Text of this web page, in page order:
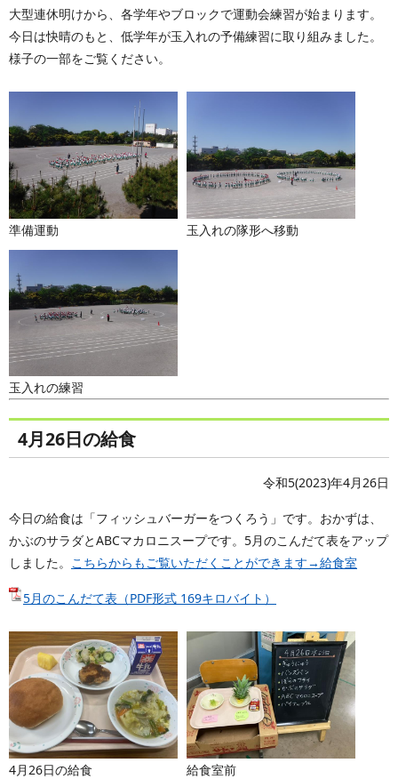
大型連休明けから、各学年やブロックで運動会練習が始まります。
今日は快晴のもと、低学年が玉入れの予備練習に取り組みました。
様子の一部をご覧ください。
準備運動 玉入れの隊形へ移動
玉入れの練習
4月26日の給食
令和5(2023)年4月26日
今日の給食は「フィッシュバーガーをつくろう」です。おかずは、
かぶのサラダとABCマカロニスープです。5月のこんだて表をアップ
しました。 こちらからもご覧いただくことができます→給食室
5月のこんだて表（PDF形式 169キロバイト）
4月26日の給食 給食室前